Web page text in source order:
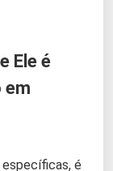
Ele é
em
é